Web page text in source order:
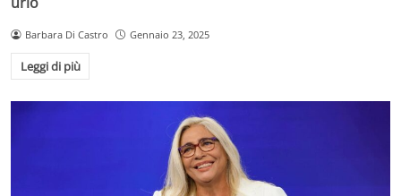
Barbara Di Castro Gennaio 23, 2025
Leggi di più